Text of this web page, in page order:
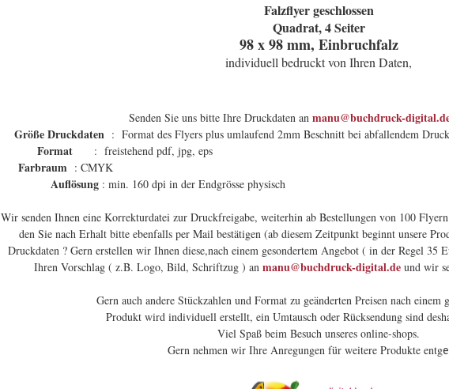
Falzflyer geschlossen
Quadrat, 4 Seiter
98 x 98 mm, Einbruchfalz
individuell bedruckt von Ihren Daten,
Senden Sie uns bitte Ihre Druckdaten an manu@buchdruck-
Größe Druckdaten : Format des Flyers plus umlaufend 2mm
Format: freistehend pdf,
Farbraum :
Auflösung : min. 160 dpi in der
Wir senden Ihnen eine Korrekturdatei zur Druckfreigabe, weiterhin ab Bestellungen von 100
den Sie nach Erhalt bitte ebenfalls per Mail bestätigen (ab diesem Zeitpunkt beginnt unsere
Druckdaten ? Gern erstellen wir Ihnen diese,nach einem gesondertem Angebot ( in der Regel 35
Ihren Vorschlag ( z.B. Logo, Bild, Schriftzug ) an manu@buchdruck-digital.deund wir
Gern auch andere Stückzahlen und Format zu geänderten Preisen nach einem
Produkt wird individuell erstellt, ein Umtausch oder Rücksendung sind
Viel Spaß beim Besuch unseres online-shops.
Gern nehmen wir Ihre Anregungen für weitere Produkte entg